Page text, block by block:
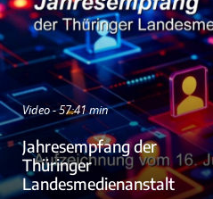
Video - 57:41 min
Jahresempfang der
Thüringer
Landesmedienanstalt